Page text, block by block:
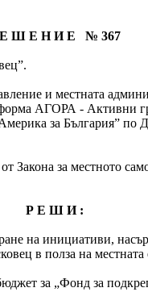
Ш Е Н И Е № 367
и местната
АГОРА - Активни
за България” по
за местното
Р Е Ш И :
на инициативи,
в полза на
за „Фонд за